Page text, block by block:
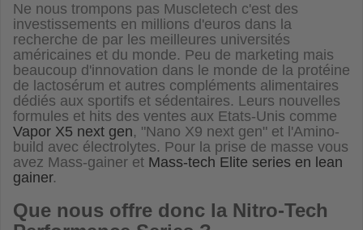
Ne nous trompons pas Muscletech c'est des
investissements en millions d'euros dans la
recherche de par les meilleures universités
américaines et du monde. Peu de marketing mais
beaucoup d'innovation dans le monde de la protéine
de lactosérum et autres compléments alimentaires
dédiés aux sportifs et sédentaires. Leurs nouvelles
formules et hits des ventes aux Etats-Unis comme
Vapor X5 next gen, "Nano X9 next gen" et l'Amino-
build avec électrolytes. Pour la prise de masse vous
avez Mass-gainer et Mass-tech Elite series en lean
gainer.
Que nous offre donc la Nitro-Tech